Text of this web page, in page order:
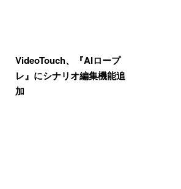
VideoTouch、『AIロープ
レ』にシナリオ編集機能追
加